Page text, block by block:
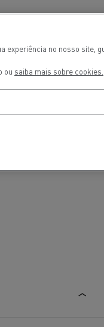
Distribution
experiência no nosso site,
ou saiba mais sobre cookies.